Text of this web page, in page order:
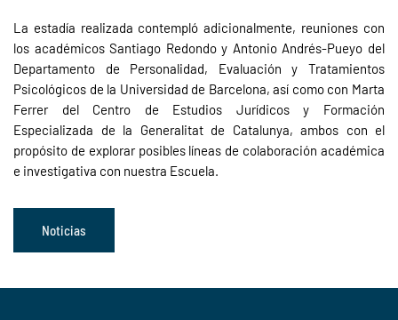
La estadía realizada contempló adicionalmente, reuniones con
los académicos Santiago Redondo y Antonio Andrés-Pueyo del
Departamento de Personalidad, Evaluación y Tratamientos
Psicológicos de la Universidad de Barcelona, así como con Marta
Ferrer del Centro de Estudios Jurídicos y Formación
Especializada de la Generalitat de Catalunya, ambos con el
propósito de explorar posibles líneas de colaboración académica
e investigativa con nuestra Escuela.
Noticias